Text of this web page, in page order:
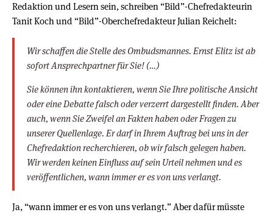
Redaktion und Lesern sein, schreiben “Bild”-Chefredakteurin
Tanit Koch und “Bild”-Oberchefredakteur Julian Reichelt:
Wir schaffen die Stelle des Ombudsmannes. Ernst Elitz ist ab
sofort Ansprechpartner für Sie! (…)
Sie können ihn kontaktieren, wenn Sie Ihre politische Ansicht
oder eine Debatte falsch oder verzerrt dargestellt finden. Aber
auch, wenn Sie Zweifel an Fakten haben oder Fragen zu
unserer Quellenlage. Er darf in Ihrem Auftrag bei uns in der
Chefredaktion recherchieren, ob wir falsch gelegen haben.
Wir werden keinen Einfluss auf sein Urteil nehmen und es
veröffentlichen, wann immer er es von uns verlangt.
Ja, “wann immer er es von uns verlangt.” Aber dafür müsste